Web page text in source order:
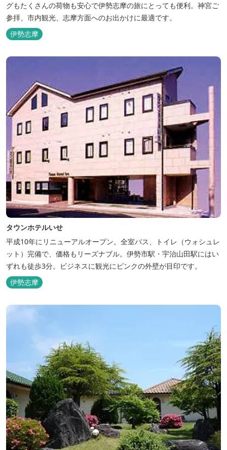
グもたくさんの荷物も安心で伊勢志摩の旅にとっても便利。神宮ご
参拝、市内観光、志摩方面へのお出かけに最適です。
伊勢志摩
タウンホテルいせ
平成10年にリニューアルオープン。全室バス、トイレ（ウォシュレ
ット）完備で、価格もリーズナブル。伊勢市駅・宇治山田駅にはい
ずれも徒歩3分。ビジネスに観光にピンクの外壁が目印です。
伊勢志摩